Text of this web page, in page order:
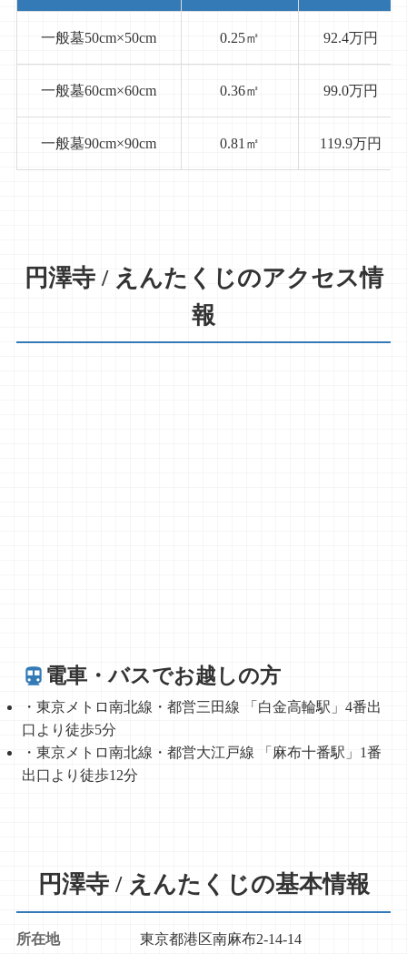
269.9万円
年間管理費： 15,000円
詳細を見る >
一般墓50cm×50cm 0.25㎡ 92.4万円
一般墓60cm×60cm 0.36㎡ 99.0万円
一般墓90cm×90cm 0.81㎡ 119.9万円
円澤寺 / えんたくじのアクセス情
報
電車・バスでお越しの方
・東京メトロ南北線・都営三田線 「白金高輪駅」4番出
口より徒歩5分
・東京メトロ南北線・都営大江戸線 「麻布十番駅」1番
出口より徒歩12分
円澤寺 / えんたくじの基本情報
所在地 東京都港区南麻布2-14-14